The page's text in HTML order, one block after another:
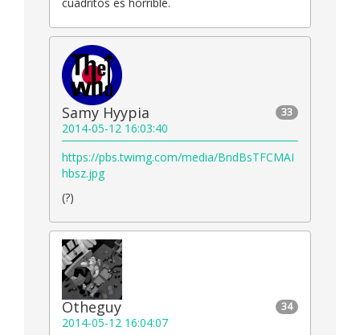
33
Samy Hyypia
2014-05-12 16:03:40
https://pbs.twimg.com/media/BndBsTFCMAI
hbsz.jpg
(?)
34
Otheguy
2014-05-12 16:04:07